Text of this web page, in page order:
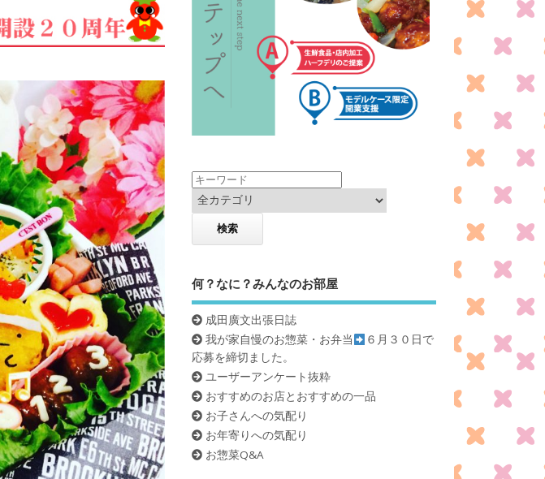
何？なに？みんなのお部屋
成田廣文出張日誌
我が家自慢のお惣菜・お弁当
６月３０日で
応募を締切ました。
ユーザーアンケート抜粋
おすすめのお店とおすすめの一品
お子さんへの気配り
お年寄りへの気配り
お惣菜Q&A